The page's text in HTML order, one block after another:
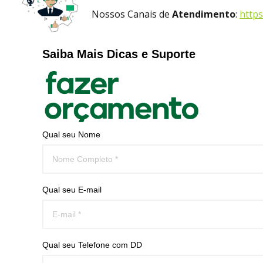
Nossos Canais de Atendimento:
Saiba Mais Dicas e Suporte
Qual seu Nome
Qual seu E-mail
Qual seu Telefone com DD